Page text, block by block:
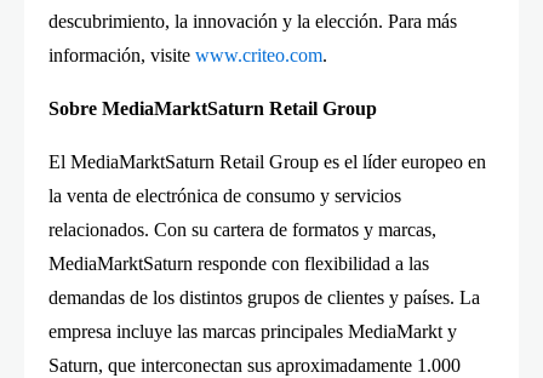
descubrimiento, la innovación y la elección. Para más
información, visite www.criteo.com.
Sobre MediaMarktSaturn Retail Group
El MediaMarktSaturn Retail Group es el líder europeo en
la venta de electrónica de consumo y servicios
relacionados. Con su cartera de formatos y marcas,
MediaMarktSaturn responde con flexibilidad a las
demandas de los distintos grupos de clientes y países. La
empresa incluye las marcas principales MediaMarkt y
Saturn, que interconectan sus aproximadamente 1.000